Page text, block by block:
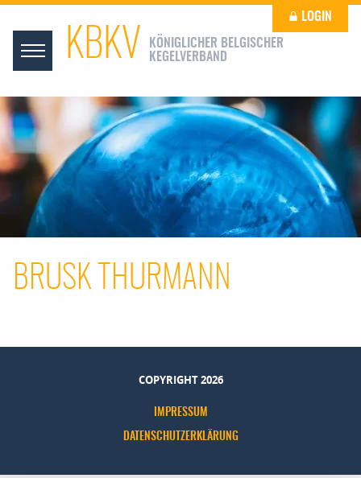
KBKV
KÖNIGLICHER BELGISCHER
KEGELVERBAND
LOGIN
BRUSK THURMANN
COPYRIGHT 2026
IMPRESSUM
DATENSCHUTZERKLÄRUNG